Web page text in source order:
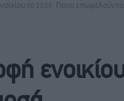
το 2026: Ποιοι